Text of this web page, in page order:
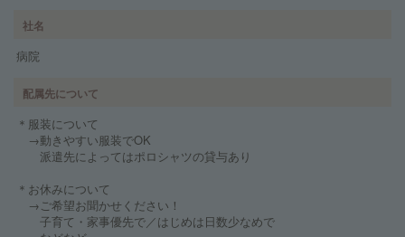
社名
病院
配属先について
＊服装について
→動きやすい服装でOK
派遣先によってはポロシャツの貸与あり
＊お休みについて
→ご希望お聞かせください！
子育て・家事優先で／はじめは日数少なめで